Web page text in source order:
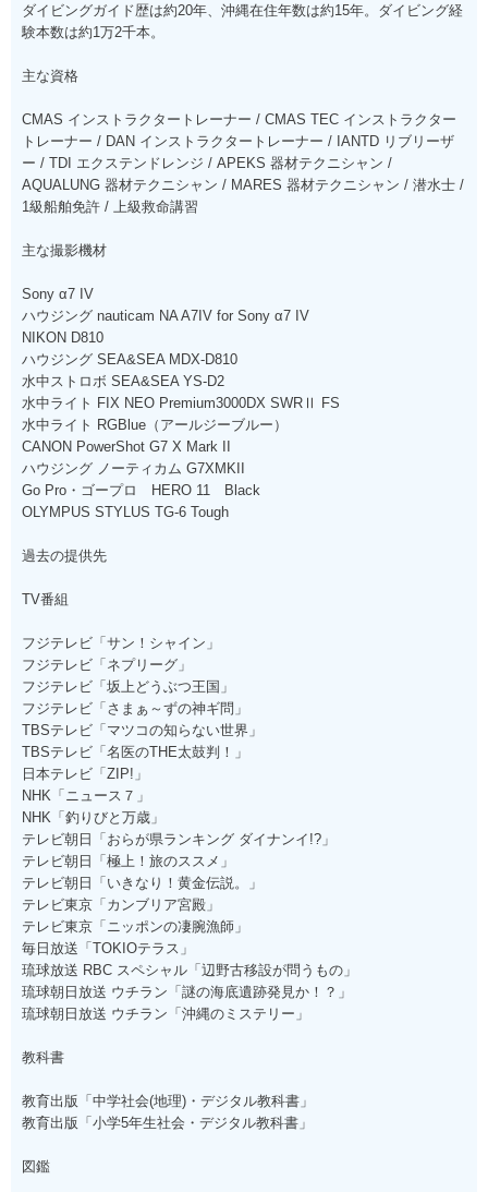
ダイビングガイド歴は約20年、沖縄在住年数は約15年。ダイビング経
験本数は約1万2千本。
主な資格
CMAS インストラクタートレーナー / CMAS TEC インストラクター
トレーナー / DAN インストラクタートレーナー / IANTD リブリーザ
ー / TDI エクステンドレンジ / APEKS 器材テクニシャン /
AQUALUNG 器材テクニシャン / MARES 器材テクニシャン / 潜水士 /
1級船舶免許 / 上級救命講習
主な撮影機材
Sony α7 IV
ハウジング nauticam NA A7IV for Sony α7 IV
NIKON D810
ハウジング SEA&SEA MDX-D810
水中ストロボ SEA&SEA YS-D2
水中ライト FIX NEO Premium3000DX SWRⅡ FS
水中ライト RGBlue（アールジーブルー）
CANON PowerShot G7 X Mark II
ハウジング ノーティカム G7XMKII
Go Pro・ゴープロ HERO 11 Black
OLYMPUS STYLUS TG-6 Tough
過去の提供先
TV番組
フジテレビ「サン！シャイン」
フジテレビ「ネプリーグ」
フジテレビ「坂上どうぶつ王国」
フジテレビ「さまぁ～ずの神ギ問」
TBSテレビ「マツコの知らない世界」
TBSテレビ「名医のTHE太鼓判！」
日本テレビ「ZIP!」
NHK「ニュース７」
NHK「釣りびと万歳」
テレビ朝日「おらが県ランキング ダイナンイ!?」
テレビ朝日「極上！旅のススメ」
テレビ朝日「いきなり！黄金伝説。」
テレビ東京「カンブリア宮殿」
テレビ東京「ニッポンの凄腕漁師」
毎日放送「TOKIOテラス」
琉球放送 RBC スペシャル「辺野古移設が問うもの」
琉球朝日放送 ウチラン「謎の海底遺跡発見か！？」
琉球朝日放送 ウチラン「沖縄のミステリー」
教科書
教育出版「中学社会(地理)・デジタル教科書」
教育出版「小学5年生社会・デジタル教科書」
図鑑